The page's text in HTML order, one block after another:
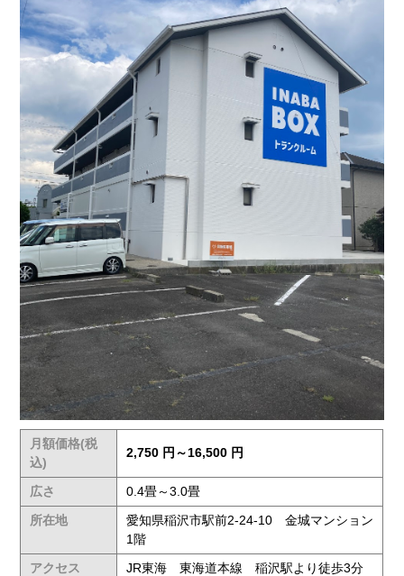
月額価格(税
込)
2,750 円～16,500 円
広さ
0.4畳～3.0畳
所在地
愛知県稲沢市駅前2-24-10 金城マンション
1階
アクセス
JR東海 東海道本線 稲沢駅より徒歩3分